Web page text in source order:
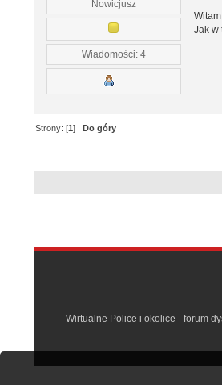
Nowicjusz
Wiadomości: 4
Jak w
Strony: [1]Do góry
Wirtualne Police i okolice - forum